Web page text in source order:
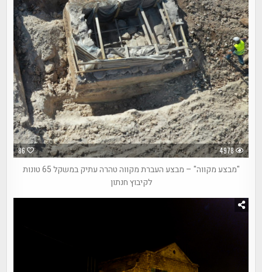
86 4978
"מבצע מקווה" – מבצע העברת מקווה טהרה עתיק במשקל 65 טונות
לקיבוץ חנתון